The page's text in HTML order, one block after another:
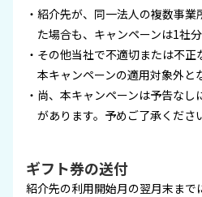
紹介先が、同一法人の複数事業
た場合も、キャンペーンは1社
その他当社で不適切または不正
本キャンペーンの適用対象外と
尚、本キャンペーンは予告なし
があります。予めご了承くださ
ギフト券の送付
紹介先の利用開始月の翌月末ま